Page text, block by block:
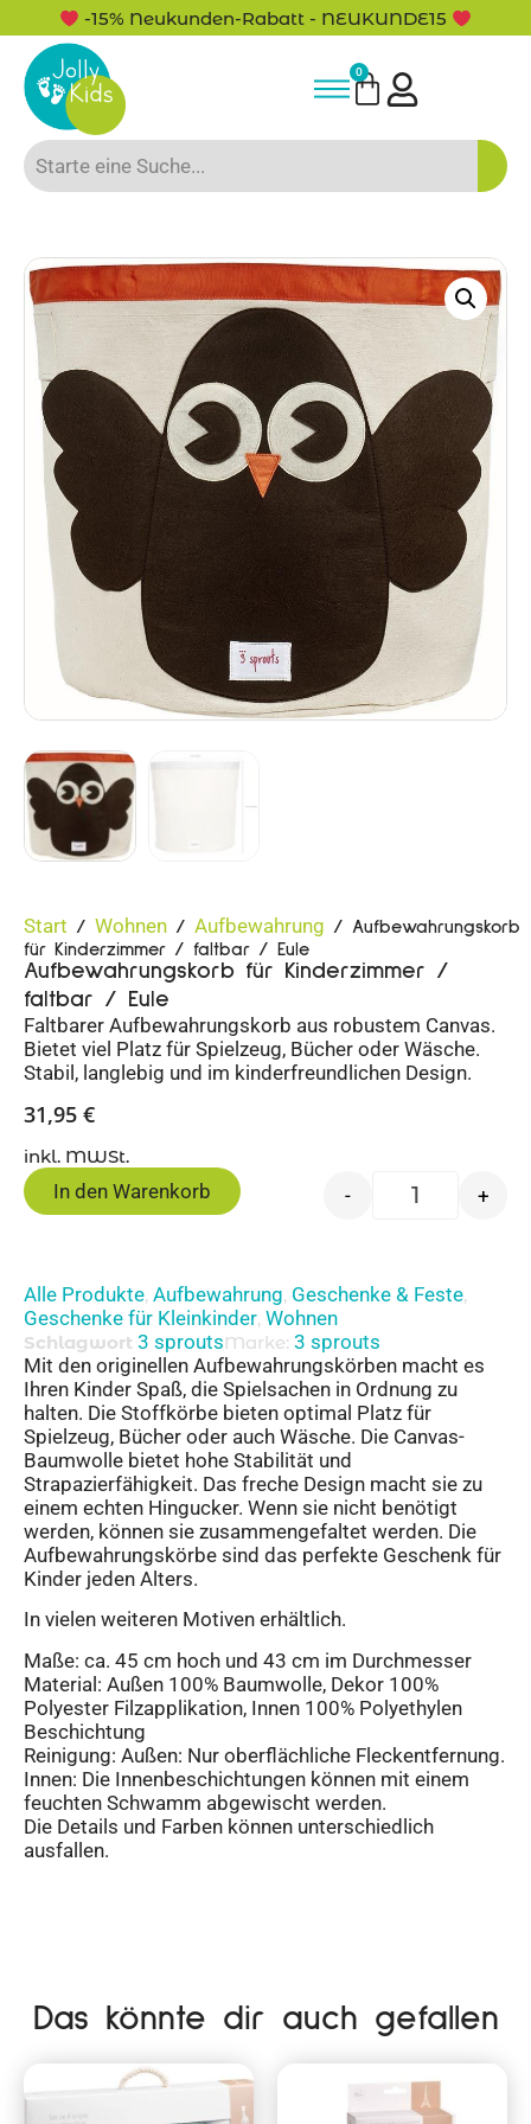
-15% Neukunden-Rabatt - NEUKUNDE15
0
Start / Wohnen / Aufbewahrung / Aufbewahrungskorb
für Kinderzimmer / faltbar / Eule
Aufbewahrungskorb für Kinderzimmer /
faltbar / Eule
Faltbarer Aufbewahrungskorb aus robustem Canvas.
Bietet viel Platz für Spielzeug, Bücher oder Wäsche.
Stabil, langlebig und im kinderfreundlichen Design.
31,95 €
inkl. MWSt.
- +
In den Warenkorb
Alle Produkte, Aufbewahrung, Geschenke & Feste,
Geschenke für Kleinkinder, Wohnen
Schlagwort 3 sproutsMarke: 3 sprouts
Mit den originellen Aufbewahrungskörben macht es
Ihren Kinder Spaß, die Spielsachen in Ordnung zu
halten. Die Stoffkörbe bieten optimal Platz für
Spielzeug, Bücher oder auch Wäsche. Die Canvas-
Baumwolle bietet hohe Stabilität und
Strapazierfähigkeit. Das freche Design macht sie zu
einem echten Hingucker. Wenn sie nicht benötigt
werden, können sie zusammengefaltet werden. Die
Aufbewahrungskörbe sind das perfekte Geschenk für
Kinder jeden Alters.
In vielen weiteren Motiven erhältlich.
Maße: ca. 45 cm hoch und 43 cm im Durchmesser
Material: Außen 100% Baumwolle, Dekor 100%
Polyester Filzapplikation, Innen 100% Polyethylen
Beschichtung
Reinigung: Außen: Nur oberflächliche Fleckentfernung.
Innen: Die Innenbeschichtungen können mit einem
feuchten Schwamm abgewischt werden.
Die Details und Farben können unterschiedlich
ausfallen.
Das könnte dir auch gefallen